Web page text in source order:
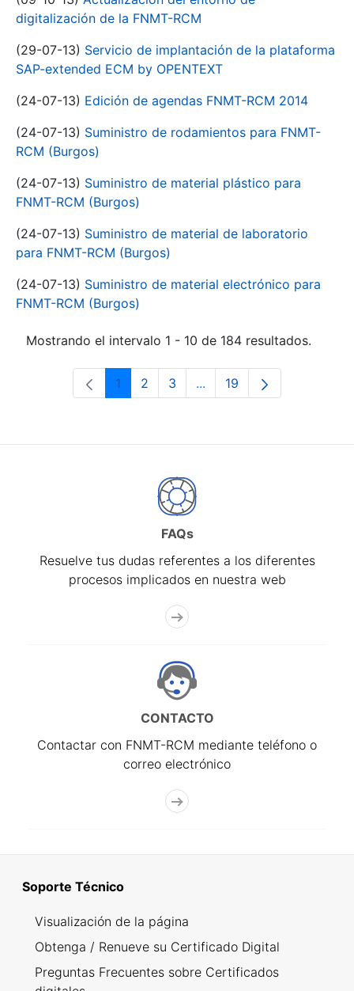
digitalización de la FNMT-RCM
(29-07-13) Servicio de implantación de la plataforma
SAP-extended ECM by OPENTEXT
(24-07-13) Edición de agendas FNMT-RCM 2014
(24-07-13) Suministro de rodamientos para FNMT-
RCM (Burgos)
(24-07-13) Suministro de material plástico para
FNMT-RCM (Burgos)
(24-07-13) Suministro de material de laboratorio
para FNMT-RCM (Burgos)
(24-07-13) Suministro de material electrónico para
FNMT-RCM (Burgos)
Mostrando el intervalo 1 - 10 de 184 resultados.
Página
1 Página
2 Página
3 ...Páginas intermedias Use
Página
19
FAQs
Resuelve tus dudas referentes a los diferentes
procesos implicados en nuestra web
CONTACTO
Contactar con FNMT-RCM mediante teléfono o
correo electrónico
Soporte Técnico
Visualización de la página
Obtenga / Renueve su Certificado Digital
Preguntas Frecuentes sobre Certificados